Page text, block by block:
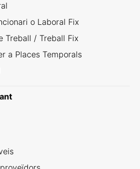
o Laboral Fix
Treball / Treball Fix
a Places Temporals